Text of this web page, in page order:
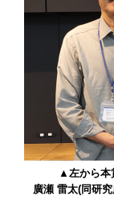
▲左から本
廣瀬 雷太(同研